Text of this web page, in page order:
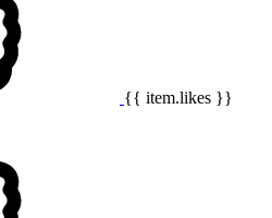
{{ item.likes }}